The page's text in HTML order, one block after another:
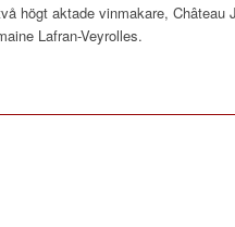
högt aktade vinmakare, Château
Lafran-Veyrolles.